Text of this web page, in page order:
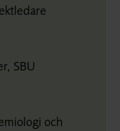
SBU
och